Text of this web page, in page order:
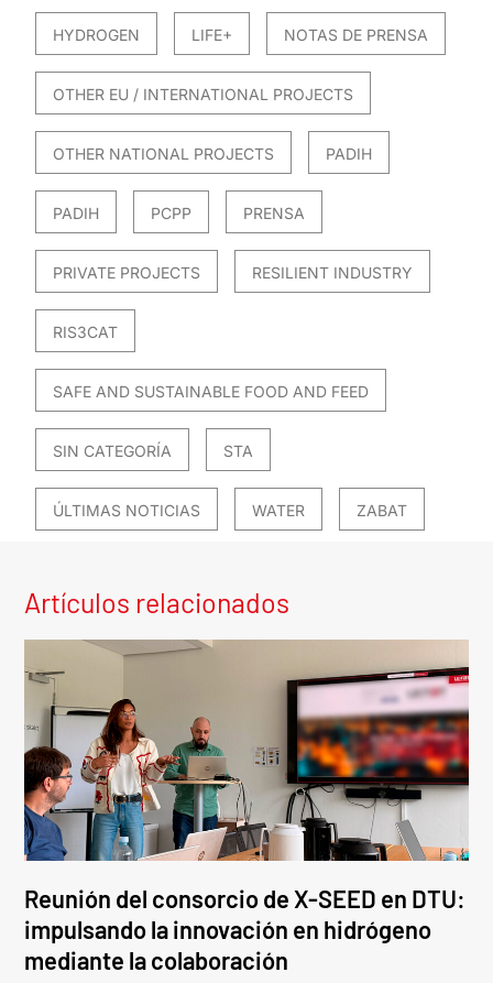
HYDROGEN LIFE+ NOTAS DE PRENSA
OTHER EU / INTERNATIONAL PROJECTS
OTHER NATIONAL PROJECTS PADIH
PADIH PCPP PRENSA
PRIVATE PROJECTS RESILIENT INDUSTRY
RIS3CAT
SAFE AND SUSTAINABLE FOOD AND FEED
SIN CATEGORÍA STA
ÚLTIMAS NOTICIAS WATER ZABAT
Artículos relacionados
Reunión del consorcio de X-SEED en DTU:
impulsando la innovación en hidrógeno
mediante la colaboración